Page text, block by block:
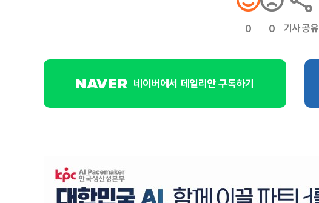
0 0 기사 공유
네이버에서 데일리안 구독하기